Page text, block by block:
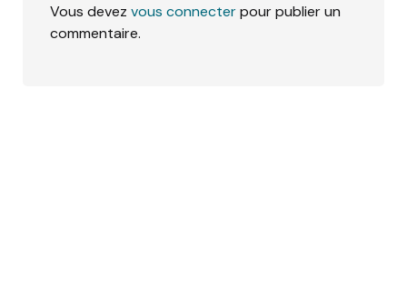
Vous devez vous connecterpour publier un
commentaire.